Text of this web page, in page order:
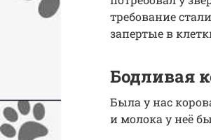
требование
запертые в
Бодливая
Была у нас
и молока у неё